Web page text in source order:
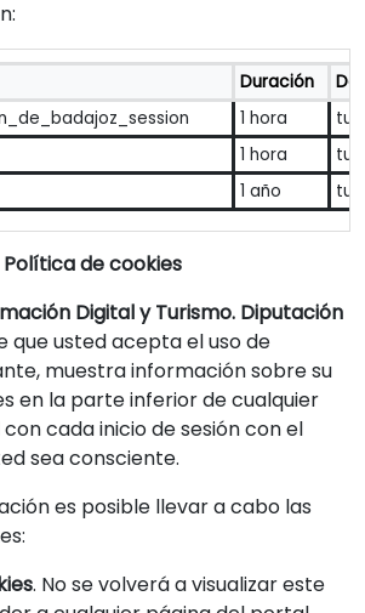
Duración
1 hora
1 hora
1 año
de cookies
Digital y Turismo. Diputación
que usted acepta el uso de
muestra información sobre su
en la parte inferior de cualquier
cada inicio de sesión con el
sea consciente.
es posible llevar a cabo las
. No se volverá a visualizar este